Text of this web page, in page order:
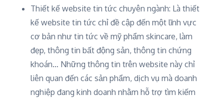
Thiết kế website tin tức chuyên ngành: Là thiết
kế website tin tức chỉ đề cập đến một lĩnh vực
cơ bản như tin tức về mỹ phẩm skincare, làm
đẹp, thông tin bất động sản, thông tin chứng
khoán… Những thông tin trên website này chỉ
liên quan đến các sản phẩm, dịch vụ mà doanh
nghiệp đang kinh doanh nhằm hỗ trợ tìm kiếm